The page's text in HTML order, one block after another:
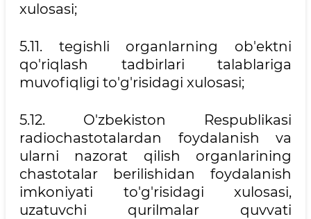
xulosasi;
5.11. tegishli organlarning ob'ektni
qo'riqlash tadbirlari talablariga
muvofiqligi to'g'risidagi xulosasi;
5.12. O'zbekiston Respublikasi
radiochastotalardan foydalanish va
ularni nazorat qilish organlarining
chastotalar berilishidan foydalanish
imkoniyati to'g'risidagi xulosasi,
uzatuvchi qurilmalar quvvati